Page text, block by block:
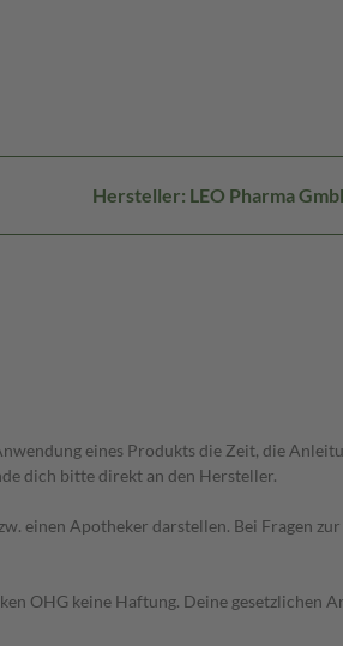
Hersteller: LEO Pharma
eines Produkts die Zeit, die
dich bitte direkt an den Hersteller.
einen Apotheker darstellen. Bei Fragen
OHG keine Haftung. Deine gesetzlichen